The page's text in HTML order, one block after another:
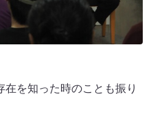
在を知った時のことも振り